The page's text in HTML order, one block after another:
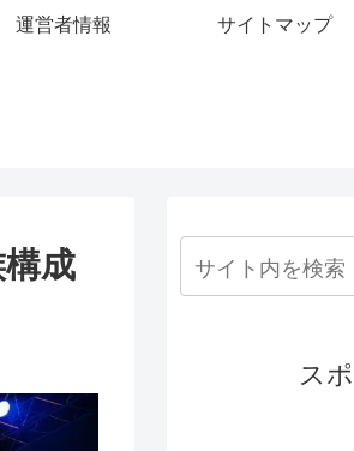
運営者情報 サイトマップ
成
ス